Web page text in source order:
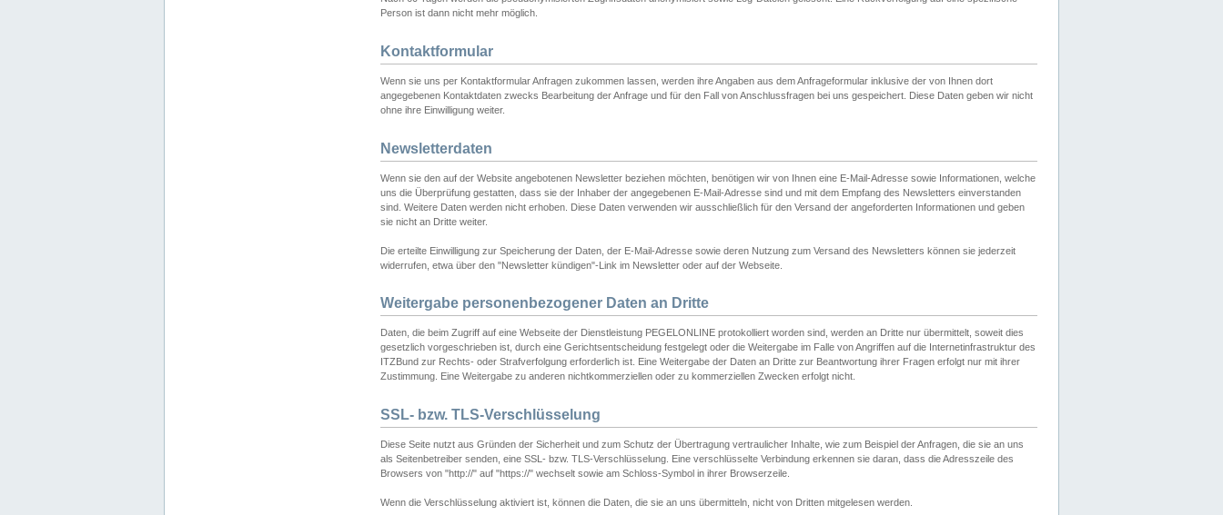
Person ist dann nicht mehr möglich.
Kontaktformular
Wenn sie uns per Kontaktformular Anfragen zukommen lassen, werden ihre Angaben aus dem Anfrageformular inklusive der von Ihnen dort
angegebenen Kontaktdaten zwecks Bearbeitung der Anfrage und für den Fall von Anschlussfragen bei uns gespeichert. Diese Daten geben wir nicht
ohne ihre Einwilligung weiter.
Newsletterdaten
Wenn sie den auf der Website angebotenen Newsletter beziehen möchten, benötigen wir von Ihnen eine E-Mail-Adresse sowie Informationen, welche
uns die Überprüfung gestatten, dass sie der Inhaber der angegebenen E-Mail-Adresse sind und mit dem Empfang des Newsletters einverstanden
sind. Weitere Daten werden nicht erhoben. Diese Daten verwenden wir ausschließlich für den Versand der angeforderten Informationen und geben
sie nicht an Dritte weiter.
Die erteilte Einwilligung zur Speicherung der Daten, der E-Mail-Adresse sowie deren Nutzung zum Versand des Newsletters können sie jederzeit
widerrufen, etwa über den "Newsletter kündigen"-Link im Newsletter oder auf der Webseite.
Weitergabe personenbezogener Daten an Dritte
Daten, die beim Zugriff auf eine Webseite der Dienstleistung PEGELONLINE protokolliert worden sind, werden an Dritte nur übermittelt, soweit dies
gesetzlich vorgeschrieben ist, durch eine Gerichtsentscheidung festgelegt oder die Weitergabe im Falle von Angriffen auf die Internetinfrastruktur des
ITZBund zur Rechts- oder Strafverfolgung erforderlich ist. Eine Weitergabe der Daten an Dritte zur Beantwortung ihrer Fragen erfolgt nur mit ihrer
Zustimmung. Eine Weitergabe zu anderen nichtkommerziellen oder zu kommerziellen Zwecken erfolgt nicht.
SSL- bzw. TLS-Verschlüsselung
Diese Seite nutzt aus Gründen der Sicherheit und zum Schutz der Übertragung vertraulicher Inhalte, wie zum Beispiel der Anfragen, die sie an uns
als Seitenbetreiber senden, eine SSL- bzw. TLS-Verschlüsselung. Eine verschlüsselte Verbindung erkennen sie daran, dass die Adresszeile des
Browsers von "http://" auf "https://" wechselt sowie am Schloss-Symbol in ihrer Browserzeile.
Wenn die Verschlüsselung aktiviert ist, können die Daten, die sie an uns übermitteln, nicht von Dritten mitgelesen werden.